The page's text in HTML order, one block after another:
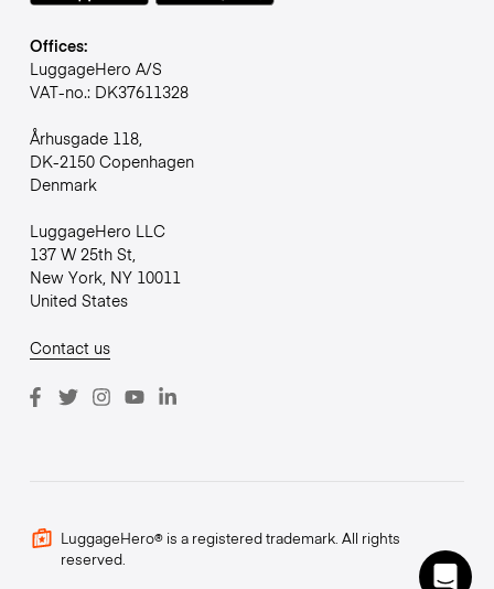
Offices:
LuggageHero A/S
VAT-no.: DK37611328
Århusgade 118,
DK-2150 Copenhagen
Denmark
LuggageHero LLC
137 W 25th St,
New York, NY 10011
United States
Contact us
LuggageHero® is a registered trademark. All rights
reserved.